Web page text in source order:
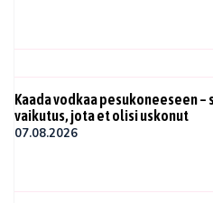
Kaada vodkaa pesukoneeseen –
vaikutus, jota et olisi uskonut
07.08.2026